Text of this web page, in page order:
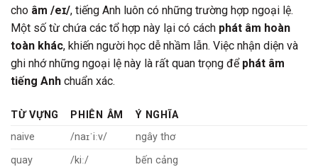
cho âm /eɪ/, tiếng Anh luôn có những trường hợp ngoại lệ.
Một số từ chứa các tổ hợp này lại có cách phát âm hoàn
toàn khác, khiến người học dễ nhầm lẫn. Việc nhận diện và
ghi nhớ những ngoại lệ này là rất quan trọng để phát âm
tiếng Anh chuẩn xác.
TỪ VỰNG PHIÊN ÂM
Ý NGHĨA
naive
/naɪˈiːv/
ngây thơ
quay
/kiː/
bến cảng